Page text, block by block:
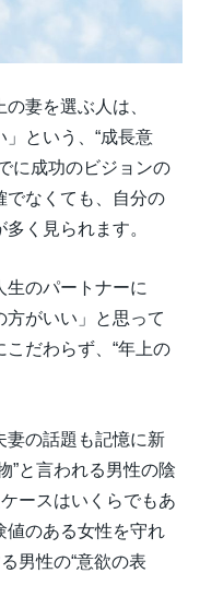
妻を選ぶ人は、
」という、“成長意
に成功のビジョンの
でなくても、自分の
く見られます。
生のパートナーに
がいい」と思って
だわらず、“年上の
妻の話題も記憶に新
”と言われる男性の陰
ースはいくらでもあ
値のある女性を守れ
男性の“意欲の表